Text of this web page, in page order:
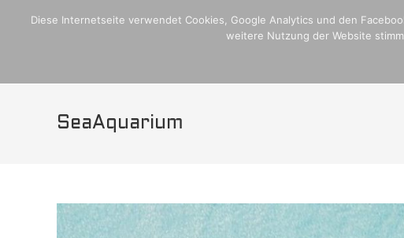
Home Crew,Schiff und Media Blogseite Plan International
Home
SeaAquarium
Diese Internetseite verwendet Cookies, Google Analytics und den
weitere Nutzung der Website